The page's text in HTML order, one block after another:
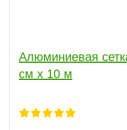
Алюминиевая
см x 10 м